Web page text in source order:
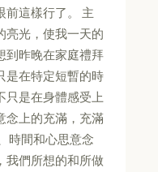
前這樣行了。 主
亮光，使我一天的
到昨晚在家庭禮拜
是在特定短暫的時
只是在身體感受上
念上的充滿，充滿
時間和心思意念
我們所想的和所做